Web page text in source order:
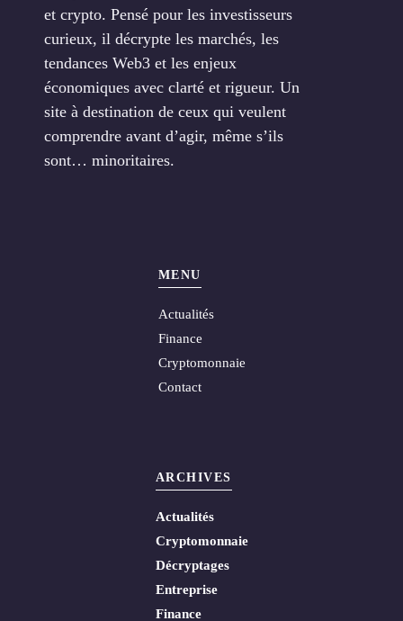
et crypto. Pensé pour les investisseurs
curieux, il décrypte les marchés, les
tendances Web3 et les enjeux
économiques avec clarté et rigueur. Un
site à destination de ceux qui veulent
comprendre avant d’agir, même s’ils
sont… minoritaires.
MENU
Actualités
Finance
Cryptomonnaie
Contact
ARCHIVES
Actualités
Cryptomonnaie
Décryptages
Entreprise
Finance